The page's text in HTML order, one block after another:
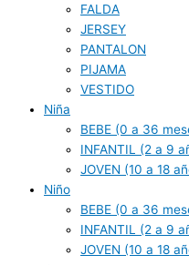
FALDA
JERSEY
PANTALON
PIJAMA
VESTIDO
Niña
BEBE (0 a 36
INFANTIL (2 a 9
JOVEN (10 a 18
Niño
BEBE (0 a 36
INFANTIL (2 a 9
JOVEN (10 a 18